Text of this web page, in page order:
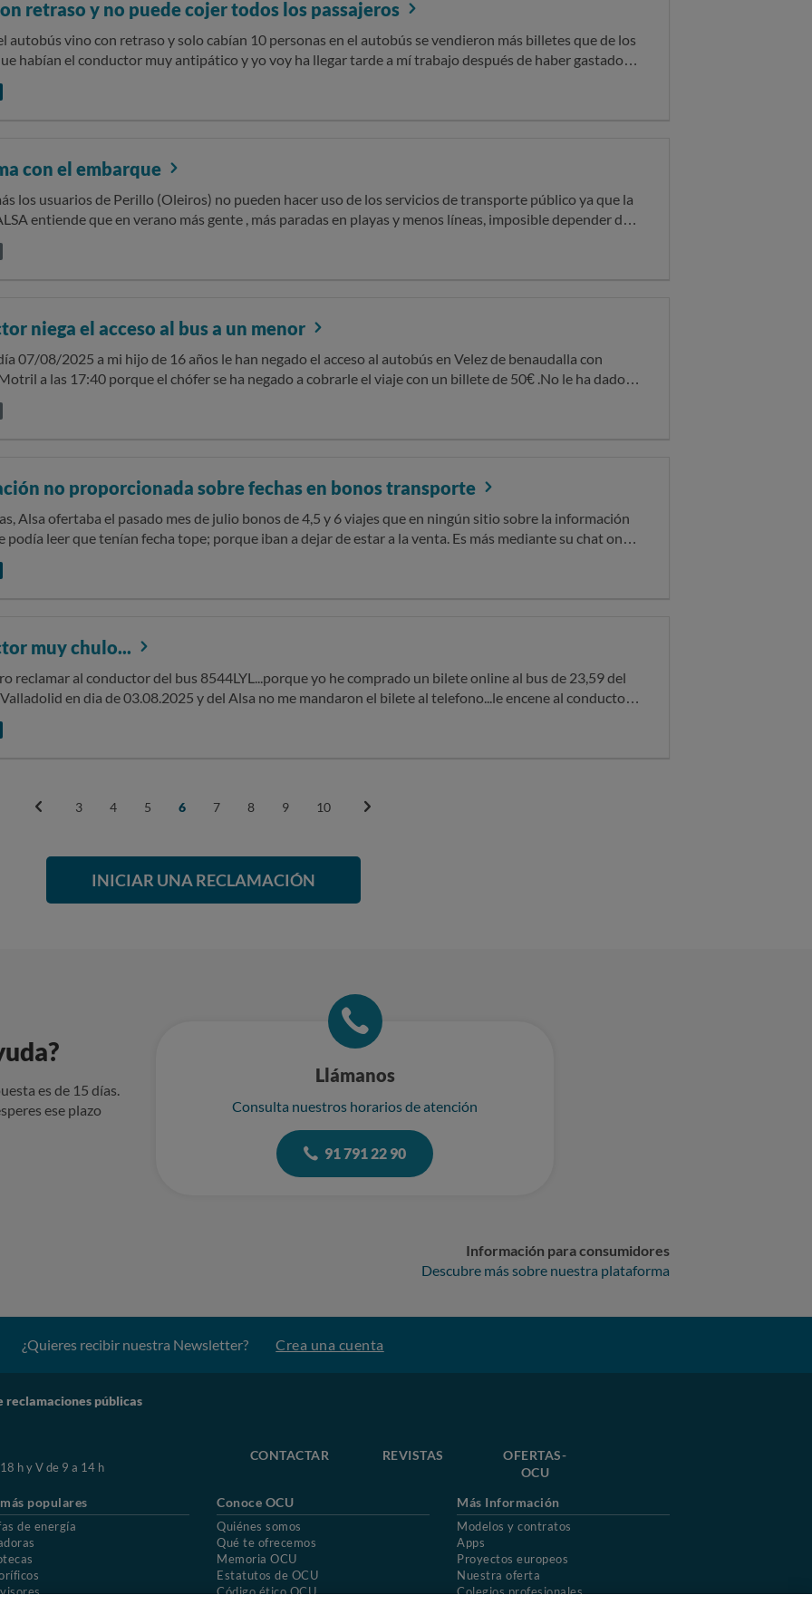
retraso y no puede cojer todos los passajeros
autobús vino con retraso y solo cabían 10 personas en el autobús se vendieron más billetes que de los
habían el conductor muy antipático y yo voy ha llegar tarde a mí trabajo después de haber gastado
Reclamo el dinero gracias
con el embarque
los usuarios de Perillo (Oleiros) no pueden hacer uso de los servicios de transporte público ya que la
entiende que en verano más gente , más paradas en playas y menos líneas, imposible depender de
o estudiar , los limites de los buses exceden con mucho el permitido y aún así la gente se queda
está vez que será la décima o doceava este mes. Los usuarios de este concello creemos que es parte
en la burocracia de intereses y los únicos que pagan las consecuencias somos los trabajadores
niega el acceso al bus a un menor
a mi hijo de 16 años le han negado el acceso al autobús en Velez de benaudalla con
,dejándolo en la parada sin más opciones que esperar a la noche que es cuando pasa el siguiente
no proporcionada sobre fechas en bonos transporte
la información
podía leer que tenían fecha tope; porque iban a dejar de estar a la venta. Es más mediante su chat on
preguntando a un agente sobre ellos, y en ningún momento me comentó que iban a dejar de tenerlos
siguiente. Al final, me supuso gastarme dinero de más, cuando de haberlo sabido
muy chulo...
reclamar al conductor del bus 8544LYL...porque yo he comprado un bilete online al bus de 23,59 del
en dia de 03.08.2025 y del Alsa no me mandaron el bilete al telefono...le encene al conductor
qye esta pagado incluso le dice que tengo el asiento 17...el se puse muy chullo y me grito que
me deja suvir al bus...Por favor que aprenda a hablar con la jente,y tratar la jente de manera
3 4 5 6 7 8 9 10
INICIAR UNA RECLAMACIÓN
es de 15 días.
ese plazo
Llámanos
Consulta nuestros horarios de atención
91 791 22 90
Información para consumidores
Descubre más sobre nuestra plataforma
¿Quieres recibir nuestra Newsletter? Crea una cuenta
reclamaciones públicas
h y V de 9 a 14 h
CONTACTAR REVISTAS
OFERTAS-
OCU
populares
de energía
Conoce OCU
Quiénes somos
Qué te ofrecemos
Memoria OCU
Estatutos de OCU
Código ético OCU
Más Información
Modelos y contratos
Apps
Proyectos europeos
Nuestra oferta
Colegios profesionales